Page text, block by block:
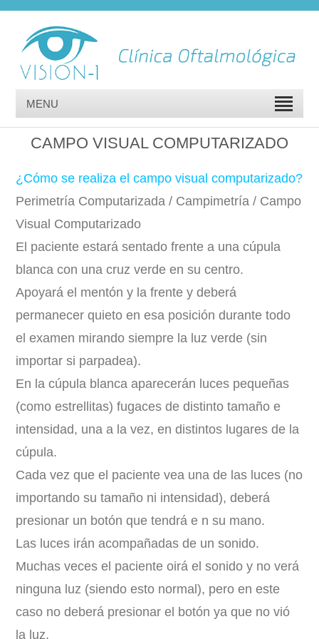
MENU
CAMPO VISUAL COMPUTARIZADO
¿Cómo se realiza el campo visual computarizado?
Perimetría Computarizada / Campimetría / Campo
Visual Computarizado
El paciente estará sentado frente a una cúpula
blanca con una cruz verde en su centro.
Apoyará el mentón y la frente y deberá
permanecer quieto en esa posición durante todo
el examen mirando siempre la luz verde (sin
importar si parpadea).
En la cúpula blanca aparecerán luces pequeñas
(como estrellitas) fugaces de distinto tamaño e
intensidad, una a la vez, en distintos lugares de la
cúpula.
Cada vez que el paciente vea una de las luces (no
importando su tamaño ni intensidad), deberá
presionar un botón que tendrá e n su mano.
Las luces irán acompañadas de un sonido.
Muchas veces el paciente oirá el sonido y no verá
ninguna luz (siendo esto normal), pero en este
caso no deberá presionar el botón ya que no vió
la luz.